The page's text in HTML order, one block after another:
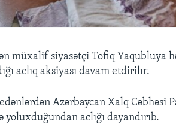
müxalif siyasətçi Tofiq Yaqubluya
aclıq aksiyası davam etdirilır.
Azərbaycan Xalq Cəbhəsi
aclığı dayandırıb.